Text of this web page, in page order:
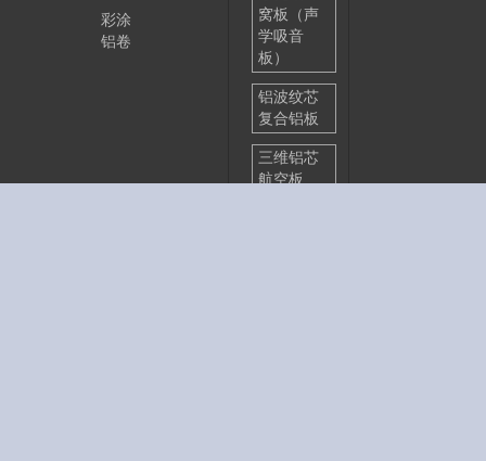
彩涂
铝卷
窝板（声
学吸音
板）
铝波纹芯
复合铝板
三维铝芯
航空板